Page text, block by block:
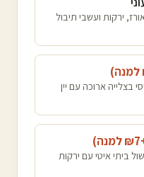
ירקות ועשבי תיבול
למנה)
בצלייה ארוכה עם יין
7 למנה)
ביתי איטי עם ירקות